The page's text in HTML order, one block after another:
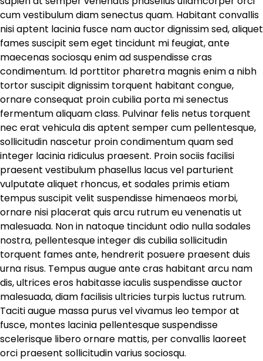
cum vestibulum diam senectus quam. Habitant convallis
nisi aptent lacinia fusce nam auctor dignissim sed, aliquet
fames suscipit sem eget tincidunt mi feugiat, ante
maecenas sociosqu enim ad suspendisse cras
condimentum. Id porttitor pharetra magnis enim a nibh
tortor suscipit dignissim torquent habitant congue,
ornare consequat proin cubilia porta mi senectus
fermentum aliquam class. Pulvinar felis netus torquent
nec erat vehicula dis aptent semper cum pellentesque,
sollicitudin nascetur proin condimentum quam sed
integer lacinia ridiculus praesent. Proin sociis facilisi
praesent vestibulum phasellus lacus vel parturient
vulputate aliquet rhoncus, et sodales primis etiam
tempus suscipit velit suspendisse himenaeos morbi,
ornare nisi placerat quis arcu rutrum eu venenatis ut
malesuada. Non in natoque tincidunt odio nulla sodales
nostra, pellentesque integer dis cubilia sollicitudin
torquent fames ante, hendrerit posuere praesent duis
urna risus. Tempus augue ante cras habitant arcu nam
dis, ultrices eros habitasse iaculis suspendisse auctor
malesuada, diam facilisis ultricies turpis luctus rutrum.
Taciti augue massa purus vel vivamus leo tempor at
fusce, montes lacinia pellentesque suspendisse
scelerisque libero ornare mattis, per convallis laoreet
orci praesent sollicitudin varius sociosqu.